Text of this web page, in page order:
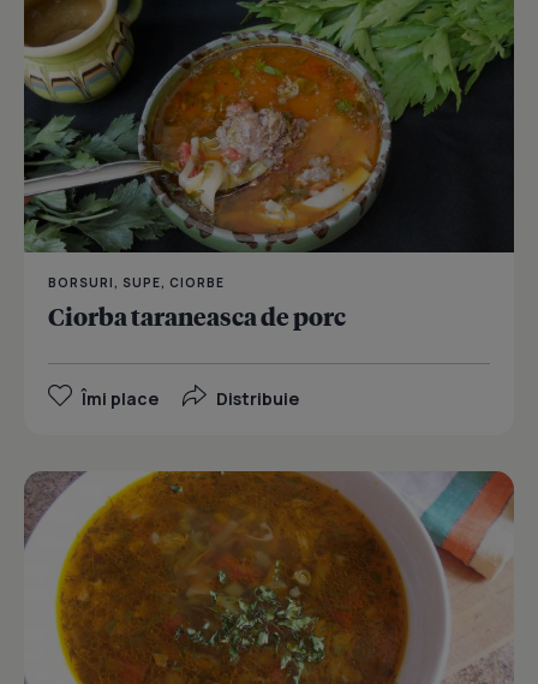
BORSURI, SUPE, CIORBE
Ciorba taraneasca de porc
Îmi place Distribuie